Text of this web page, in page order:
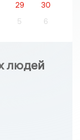
29
30
5 6
людей